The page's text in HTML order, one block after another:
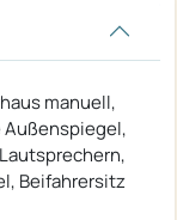
manuell,
Außenspiegel,
Beifahrersitz